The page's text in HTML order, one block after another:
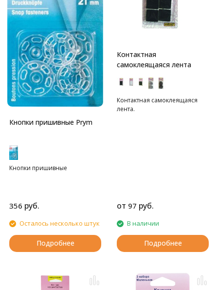
Кнопки пришивные Prym
Кнопки пришивные
356 руб.
Осталось несколько штук
Подробнее
Контактная
самоклеящаяся лента
Контактная самоклеящаяся
лента.
от 97 руб.
В наличии
Подробнее